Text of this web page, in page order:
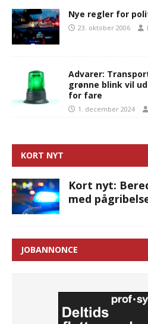
Nye regler for
23. oktober 2006
Advarer:
grønne blink vil
for fare
1. december 2024
KORT NYT
Kort nyt:
med
JOBANNONCE